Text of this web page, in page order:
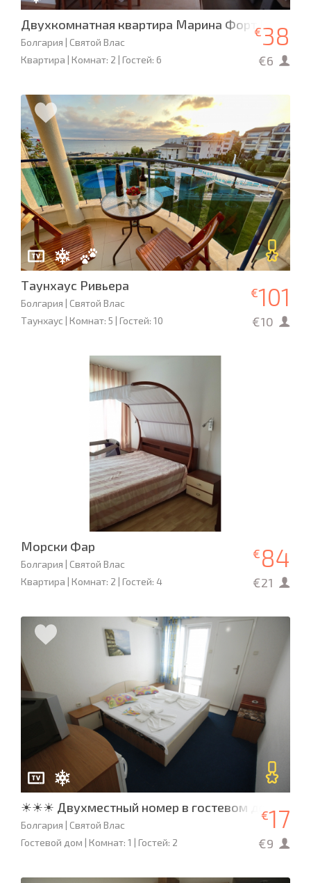
Двухкомнатная квартира Марина Форт Бич
Болгария | Святой Влас
Квартира | Комнат: 2 | Гостей: 6
€38
€6
Таунхаус Ривьера
Болгария | Святой Влас
Таунхаус | Комнат: 5 | Гостей: 10
€101
€10
Морски Фар
Болгария | Святой Влас
Квартира | Комнат: 2 | Гостей: 4
€ 84
€21
☀☀☀ Двухместный номер в гостевом доме
Болгария | Святой Влас
Гостевой дом | Комнат: 1 | Гостей: 2
€17
€9